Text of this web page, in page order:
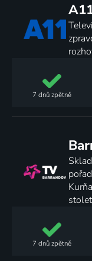
7 dnůzpětně
7 dnůzpětně